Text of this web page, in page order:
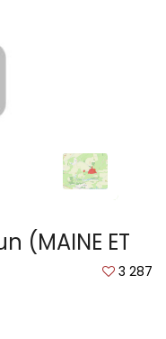
(MAINE ET
3 287